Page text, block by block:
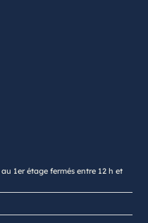
1er étage fermés entre 12 h et